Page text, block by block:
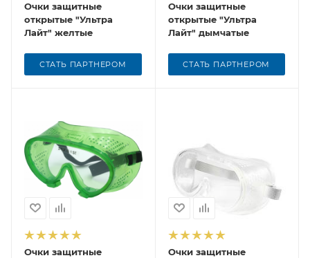
Очки защитные
открытые "Ультра
Лайт" желтые
СТАТЬ ПАРТНЕРОМ
Очки защитные
открытые "Ультра
Лайт" дымчатые
СТАТЬ ПАРТНЕРОМ
Очки защитные
Очки защитные